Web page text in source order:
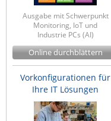
Ausgabe mit Schwerpunkt
Monitoring, IoT und
Industrie PCs (AI)
Online durchblättern
Vorkonfigurationen für
Ihre IT Lösungen